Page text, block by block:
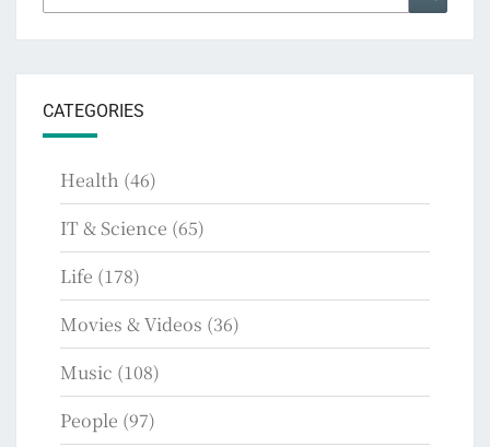
for:
CATEGORIES
Health (46)
IT & Science (65)
Life (178)
Movies & Videos (36)
Music (108)
People (97)